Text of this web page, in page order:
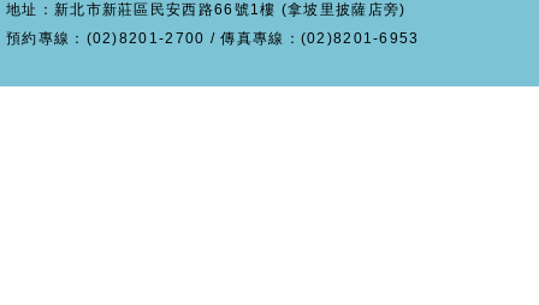
地址：新北市新莊區民安西路66號1樓 (拿坡里披薩店旁)
預約專線：(02)8201-2700 / 傳真專線：(02)8201-6953